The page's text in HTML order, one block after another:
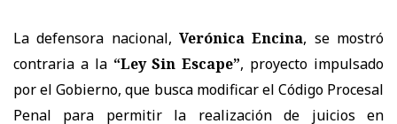
La defensora nacional, Verónica Encina, se mostró
contraria a la “Ley Sin Escape”, proyecto impulsado
por el Gobierno, que busca modificar el Código Procesal
Penal para permitir la realización de juicios en